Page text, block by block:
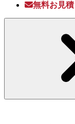
無料お見積